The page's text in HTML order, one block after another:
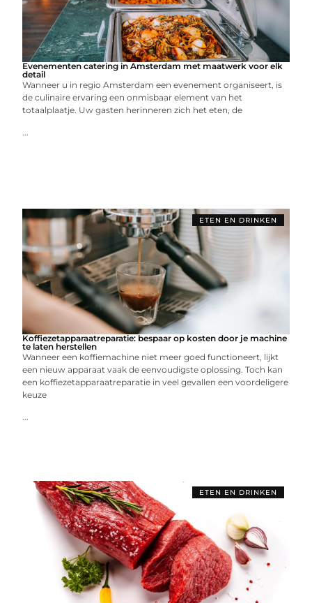
Evenementen catering in Amsterdam met maatwerk voor elk
detail
Wanneer u in regio Amsterdam een evenement organiseert, is
de culinaire ervaring een onmisbaar element van het
totaalplaatje. Uw gasten herinneren zich het eten, de
...
ETEN EN DRINKEN
Koffiezetapparaatreparatie: bespaar op kosten door je machine
te laten herstellen
Wanneer een koffiemachine niet meer goed functioneert, lijkt
een nieuw apparaat vaak de eenvoudigste oplossing. Toch kan
een koffiezetapparaatreparatie in veel gevallen een voordeligere
keuze
...
ETEN EN DRINKEN